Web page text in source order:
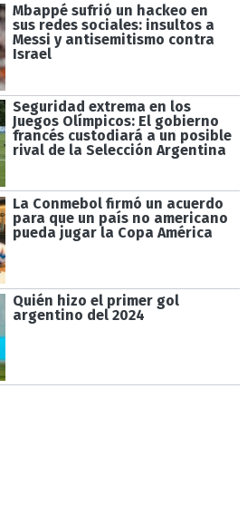
Mbappé sufrió un hackeo en
sus redes sociales: insultos a
Messi y antisemitismo contra
Israel
Seguridad extrema en los
Juegos Olímpicos: El gobierno
francés custodiará a un posible
rival de la Selección Argentina
La Conmebol firmó un acuerdo
para que un país no americano
pueda jugar la Copa América
Quién hizo el primer gol
argentino del 2024